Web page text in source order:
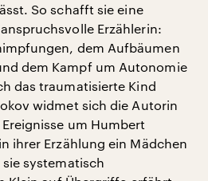
So schafft sie eine
Erzählerin:
dem Aufbäumen
dem Kampf um Autonomie
das traumatisierte Kind
widmet sich die Autorin
um Humbert
ihrer Erzählung ein Mädchen
systematisch